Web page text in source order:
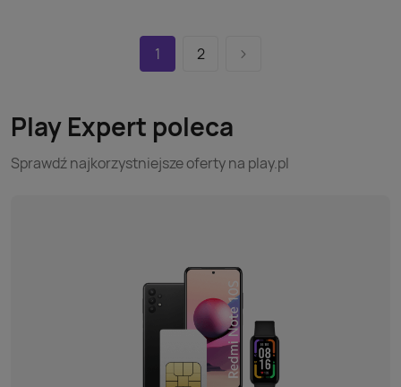
1 2
Play Expert poleca
Sprawdź najkorzystniejsze oferty na play.pl